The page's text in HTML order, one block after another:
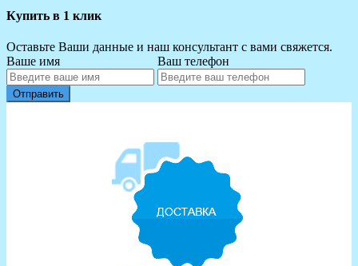
Купить в 1 клик
Оставьте Ваши данные и наш консультант с вами свяжется.
Ваше имя
Ваш телефон
Отправить